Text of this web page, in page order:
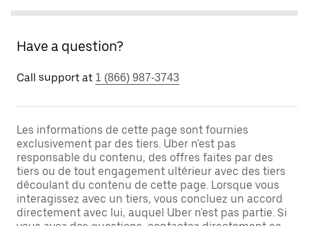
Have a question?
Call support at 1 (866) 987-3743
Les informations de cette page sont fournies
exclusivement par des tiers. Uber n'est pas
responsable du contenu, des offres faites par des
tiers ou de tout engagement ultérieur avec des tiers
découlant du contenu de cette page. Lorsque vous
interagissez avec un tiers, vous concluez un accord
directement avec lui, auquel Uber n'est pas partie. Si